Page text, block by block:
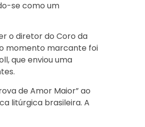
se como um
o diretor do Coro da
momento marcante foi
que enviou uma
de Amor Maior” ao
litúrgica brasileira. A